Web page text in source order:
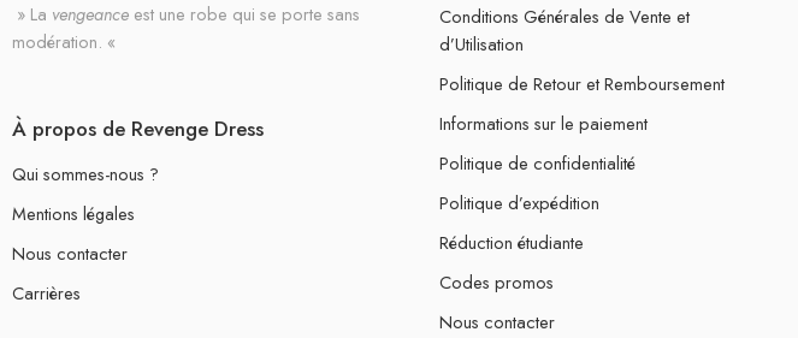
» La vengeance est une robe qui se porte sans
modération. «
À propos de Revenge Dress
Qui sommes-nous ?
Mentions légales
Nous contacter
Carrières
Conditions Générales de Vente et
d’Utilisation
Politique de Retour et Remboursement
Informations sur le paiement
Politique de confidentialité
Politique d’expédition
Réduction étudiante
Codes promos
Nous contacter